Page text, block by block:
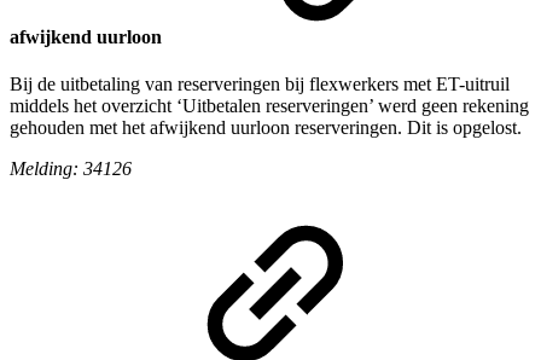
afwijkend uurloon
Bij de uitbetaling van reserveringen bij flexwerkers met ET-uitruil
middels het overzicht ‘Uitbetalen reserveringen’ werd geen rekening
gehouden met het afwijkend uurloon reserveringen. Dit is opgelost.
Melding: 34126